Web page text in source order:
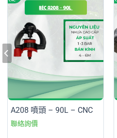
A208 噴頭 – 90L – CNC